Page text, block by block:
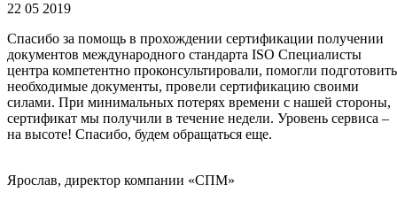
22 05 2019
Спасибо за помощь в прохождении сертификации получении
документов международного стандарта ISO Специалисты
центра компетентно проконсультировали, помогли подготовить
необходимые документы, провели сертификацию своими
силами. При минимальных потерях времени с нашей стороны,
сертификат мы получили в течение недели. Уровень сервиса –
на высоте! Спасибо, будем обращаться еще.
Ярослав, директор компании «СПМ»